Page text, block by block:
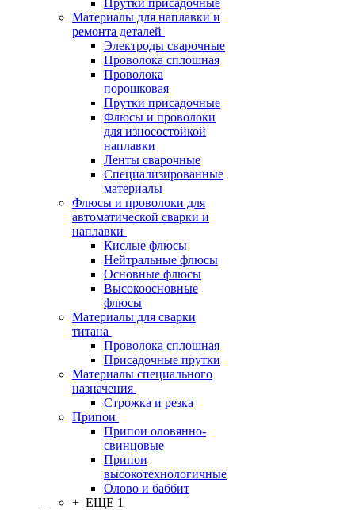
Прутки присадочные
Материалы для наплавки и
ремонта деталей
Электроды сварочные
Проволока сплошная
Проволока
порошковая
Прутки присадочные
Флюсы и проволоки
для износостойкой
наплавки
Ленты сварочные
Специализированные
материалы
Флюсы и проволоки для
автоматической сварки и
наплавки
Кислые флюсы
Нейтральные флюсы
Основные флюсы
Высокоосновные
флюсы
Материалы для сварки
титана
Проволока сплошная
Присадочные прутки
Материалы специального
назначения
Строжка и резка
Припои
Припои оловянно-
свинцовые
Припои
высокотехнологичные
Олово и баббит
+ ЕЩЕ 1